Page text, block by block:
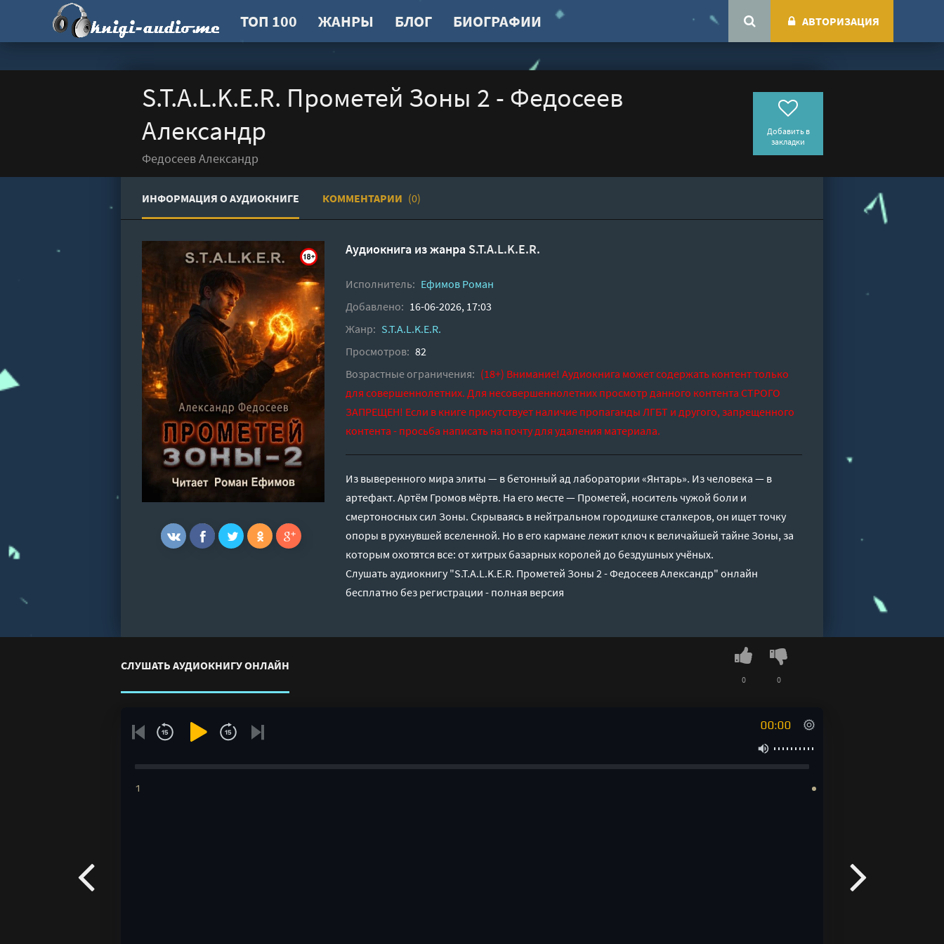
ТОП 100 ЖАНРЫ БЛОГ БИОГРАФИИ АВТОРИЗАЦИЯ
S.T.A.L.K.E.R. Прометей Зоны 2 - Федосеев
Александр
Федосеев Александр
Добавить в
закладки
ИНФОРМАЦИЯ О АУДИОКНИГЕ КОММЕНТАРИИ (0)
Аудиокнига из жанра S.T.A.L.K.E.R.
Исполнитель: Ефимов Роман
Добавлено: 16-06-2026, 17:03
Жанр: S.T.A.L.K.E.R.
Просмотров: 82
Возрастные ограничения: (18+) Внимание! Аудиокнига может содержать контент только
для совершеннолетних. Для несовершеннолетних просмотр данного контента СТРОГО
ЗАПРЕЩЕН! Если в книге присутствует наличие пропаганды ЛГБТ и другого, запрещенного
контента - просьба написать на почту для удаления материала.
Из выверенного мира элиты — в бетонный ад лаборатории «Янтарь». Из человека — в
артефакт. Артём Громов мёртв. На его месте — Прометей, носитель чужой боли и
смертоносных сил Зоны. Скрываясь в нейтральном городишке сталкеров, он ищет точку
опоры в рухнувшей вселенной. Но в его кармане лежит ключ к величайшей тайне Зоны, за
которым охотятся все: от хитрых базарных королей до бездушных учёных.
Слушать аудиокнигу "S.T.A.L.K.E.R. Прометей Зоны 2 - Федосеев Александр" онлайн
бесплатно без регистрации - полная версия
СЛУШАТЬ АУДИОКНИГУ ОНЛАЙН
0 0
00:00
1